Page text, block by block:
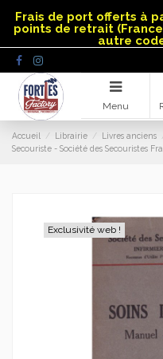
Frais de port offerts à
points de retrait
autre
Menu
Accueil Librairie Livres anciens
Secouriste - Société des Secouristes
Exclusivité web !